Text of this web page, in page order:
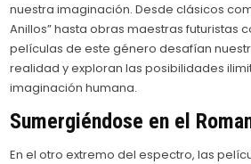
nuestra imaginación. Desde clásicos
Anillos” hasta obras maestras futuristas
películas de este género desafían
realidad y exploran las posibilidades
imaginación humana.
Sumergiéndose en el
En el otro extremo del espectro, las